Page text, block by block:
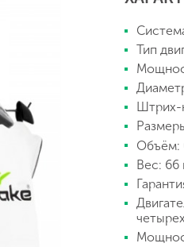
Аккумуляторы и
Тип
Штрих-
Объём:
Вес: 66